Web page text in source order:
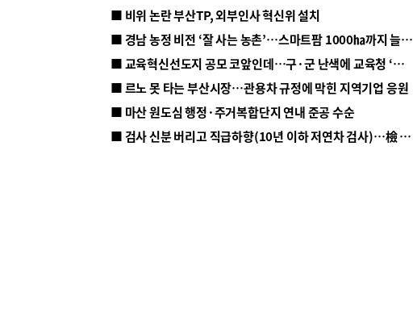
■ 비위 논란 부산TP, 외부인사 혁신위 설치
■ 경남 농정 비전 ‘잘 사는 농촌’…스마트팜 1000㏊까지 늘린다
■ 교육혁신선도지 공모 코앞인데…구·군 난색에 교육청 ‘쩔쩔’
■ 르노 못 타는 부산시장…관용차 규정에 막힌 지역기업 응원
■ 마산 원도심 행정·주거복합단지 연내 준공 수순
■ 검사 신분 버리고 직급하향(10년 이하 저연차 검사)…檢 중수청행 기피